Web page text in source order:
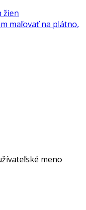
žien
maľovať na plátno,
meno